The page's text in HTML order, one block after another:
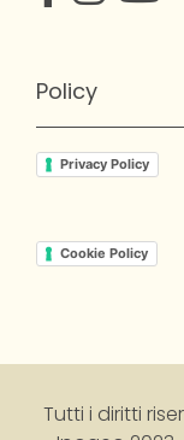
Policy
Privacy Policy
Cookie Policy
Tutti i diritti